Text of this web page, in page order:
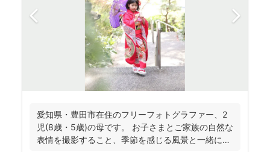
愛知県・豊田市在住のフリーフォトグラファー、2
児(8歳・5歳)の母です。 お子さまとご家族の自然な
表情を撮影すること、季節を感じる風景と一緒に撮